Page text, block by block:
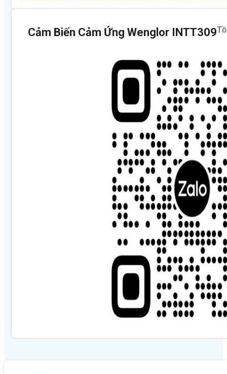
Cảm Biến Cảm Ứng Wenglor INTT309